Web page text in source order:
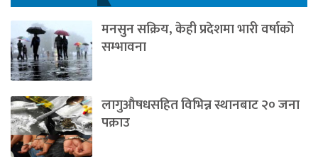
मनसुन सक्रिय, केही प्रदेशमा भारी वर्षाको
सम्भावना
लागुऔषधसहित विभिन्न स्थानबाट २० जना
पक्राउ